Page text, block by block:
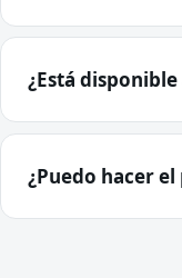
¿Está
¿Puedo hacer